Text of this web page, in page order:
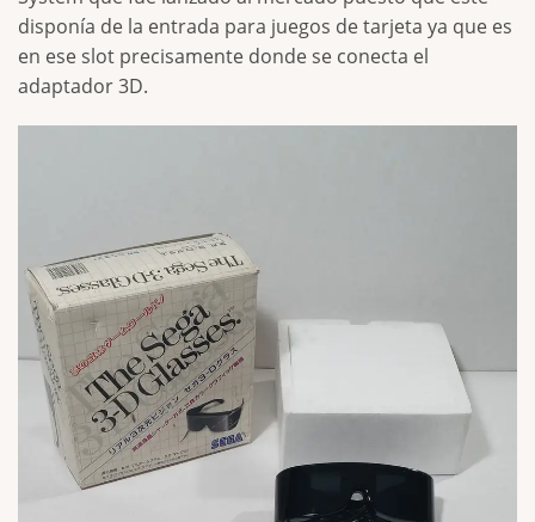
disponía de la entrada para juegos de tarjeta ya que es
en ese slot precisamente donde se conecta el
adaptador 3D.